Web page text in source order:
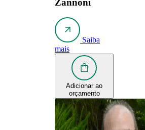
Saiba
mais
Adicionar ao
orçamento